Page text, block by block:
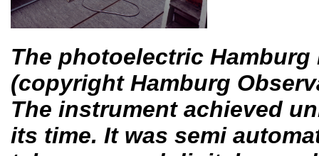
The photoelectric
(copyright Hamburg
The instrument achieved
its time. It was semi